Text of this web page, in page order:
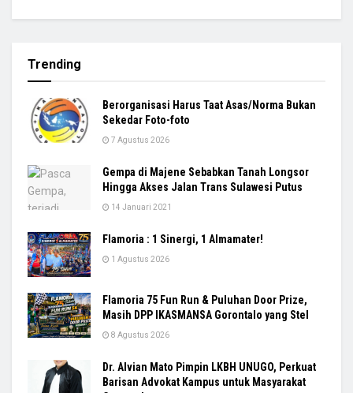
Trending
Berorganisasi Harus Taat Asas/Norma Bukan
Sekedar Foto-foto
7 Agustus 2026
Gempa di Majene Sebabkan Tanah Longsor
Hingga Akses Jalan Trans Sulawesi Putus
14 Januari 2021
Flamoria : 1 Sinergi, 1 Almamater!
1 Agustus 2026
Flamoria 75 Fun Run & Puluhan Door Prize,
Masih DPP IKASMANSA Gorontalo yang Stel
8 Agustus 2026
Dr. Alvian Mato Pimpin LKBH UNUGO, Perkuat
Barisan Advokat Kampus untuk Masyarakat